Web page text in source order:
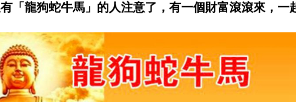
「龍狗蛇牛馬」的人注意了，有一個財富滾滾來，一